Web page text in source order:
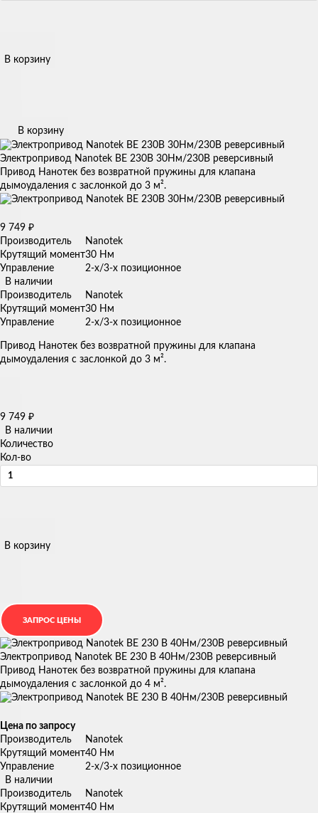
В корзину
В корзину
Электропривод Nanotek BE 230B 30Нм/230В реверсивный
Привод Нанотек без возвратной пружины для клапана
дымоудаления с заслонкой до 3 м².
9 749 ₽
Производитель
Nanotek
Крутящий момент30 Нм
Управление
2-х/3-х позиционное
В наличии
Производитель
Nanotek
Крутящий момент30 Нм
Управление
2-х/3-х позиционное
Привод Нанотек без возвратной пружины для клапана
дымоудаления с заслонкой до 3 м².
9 749 ₽
В наличии
Количество
Кол-во
В корзину
Электропривод Nanotek BE 230 B 40Нм/230В реверсивный
Привод Нанотек без возвратной пружины для клапана
дымоудаления с заслонкой до 4 м².
Цена по запросу
Производитель
Nanotek
Крутящий момент40 Нм
Управление
2-х/3-х позиционное
В наличии
Производитель
Nanotek
Крутящий момент40 Нм